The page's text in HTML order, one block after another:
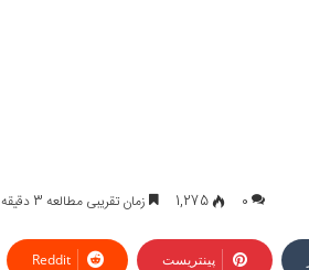
0
1,275 زمان تقریبی مطالعه 3 دقیقه
پینتریست Reddit